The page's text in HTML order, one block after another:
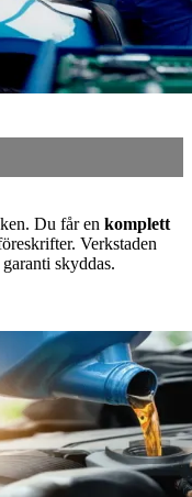
Du får en komplett
Verkstaden
skyddas.